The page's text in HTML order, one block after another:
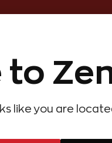
like you are
Hediye Önerileri